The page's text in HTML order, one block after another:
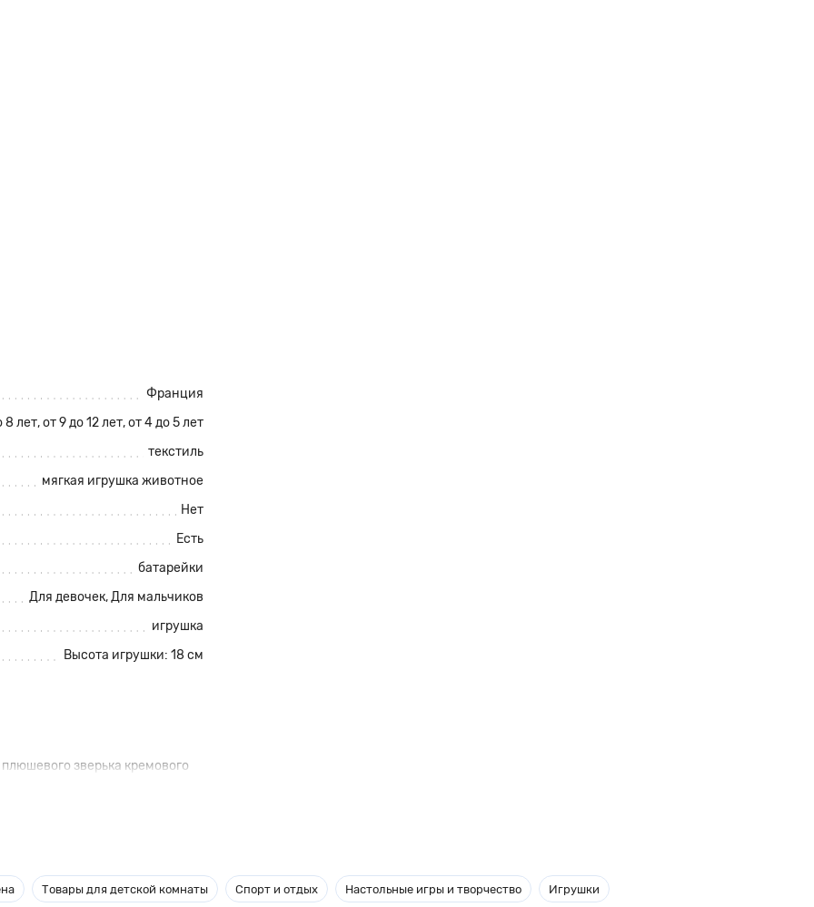
Франция
8 лет, от 9 до 12 лет, от 4 до 5 лет
текстиль
мягкая игрушка животное
Нет
Есть
батарейки
Для девочек, Для мальчиков
игрушка
Высота игрушки: 18 см
зверька кремового
спать, пропев ему нежную
которая расположена на
Товары для детской комнаты Спорт и отдых Настольные игры и творчество Игрушки